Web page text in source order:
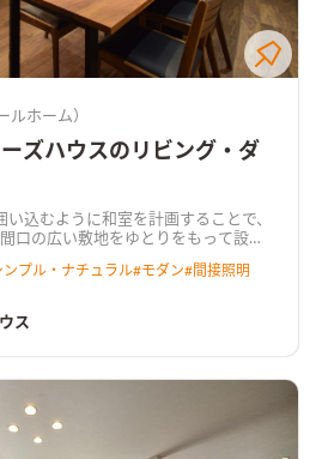
ルホーム）
ズハウスのリビング・ダ
込むように和室を計画することで、
間口の広い敷地をゆとりをもって設
や、リモートワークなど多岐に渡り
感を感じさせない工夫も施していま
ルームオンラインゲームやリモートワ
えて個室化したプライベートなホビ
ンプル・ナチュラル#モダン#間接照明
ス